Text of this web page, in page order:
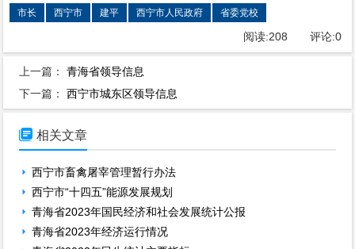
市长 西宁市 建平 西宁市人民政府 省委党校
阅读:208 评论:0
上一篇：青海省领导信息
下一篇：西宁市城东区领导信息
 相关文章
西宁市畜禽屠宰管理暂行办法
西宁市“十四五”能源发展规划
青海省2023年国民经济和社会发展统计公报
青海省2023年经济运行情况